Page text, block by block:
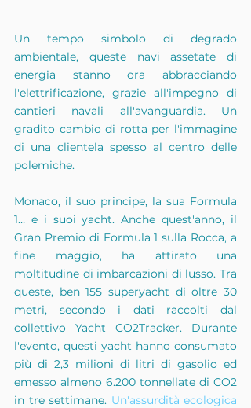
Un tempo simbolo di degrado
ambientale, queste navi assetate di
energia stanno ora abbracciando
l'elettrificazione, grazie all'impegno di
cantieri navali all'avanguardia. Un
gradito cambio di rotta per l'immagine
di una clientela spesso al centro delle
polemiche.
Monaco, il suo principe, la sua Formula
1… e i suoi yacht. Anche quest'anno, il
Gran Premio di Formula 1 sulla Rocca, a
fine maggio, ha attirato una
moltitudine di imbarcazioni di lusso. Tra
queste, ben 155 superyacht di oltre 30
metri, secondo i dati raccolti dal
collettivo Yacht CO2Tracker. Durante
l'evento, questi yacht hanno consumato
più di 2,3 milioni di litri di gasolio ed
emesso almeno 6.200 tonnellate di CO2
in tre settimane. Un'assurdità ecologica